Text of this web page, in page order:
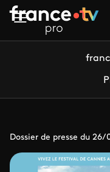
Aller au contenu
Dossier de presse du